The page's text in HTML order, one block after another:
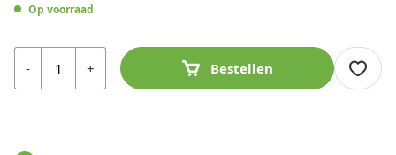
- + Bestellen
Op voorraad